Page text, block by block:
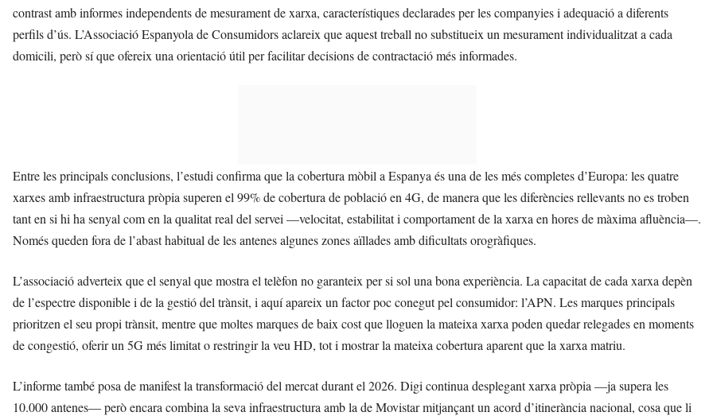
contrast amb informes independents de mesurament de xarxa, característiques declarades per les companyies i adequació a diferents
perfils d’ús. L’Associació Espanyola de Consumidors aclareix que aquest treball no substitueix un mesurament individualitzat a cada
domicili, però sí que ofereix una orientació útil per facilitar decisions de contractació més informades.
Entre les principals conclusions, l’estudi confirma que la cobertura mòbil a Espanya és una de les més completes d’Europa: les quatre
xarxes amb infraestructura pròpia superen el 99% de cobertura de població en 4G, de manera que les diferències rellevants no es troben
tant en si hi ha senyal com en la qualitat real del servei —velocitat, estabilitat i comportament de la xarxa en hores de màxima afluència—.
Només queden fora de l’abast habitual de les antenes algunes zones aïllades amb dificultats orogràfiques.
L’associació adverteix que el senyal que mostra el telèfon no garanteix per si sol una bona experiència. La capacitat de cada xarxa depèn
de l’espectre disponible i de la gestió del trànsit, i aquí apareix un factor poc conegut pel consumidor: l’APN. Les marques principals
prioritzen el seu propi trànsit, mentre que moltes marques de baix cost que lloguen la mateixa xarxa poden quedar relegades en moments
de congestió, oferir un 5G més limitat o restringir la veu HD, tot i mostrar la mateixa cobertura aparent que la xarxa matriu.
L’informe també posa de manifest la transformació del mercat durant el 2026. Digi continua desplegant xarxa pròpia —ja supera les
10.000 antenes— però encara combina la seva infraestructura amb la de Movistar mitjançant un acord d’itinerància nacional, cosa que li